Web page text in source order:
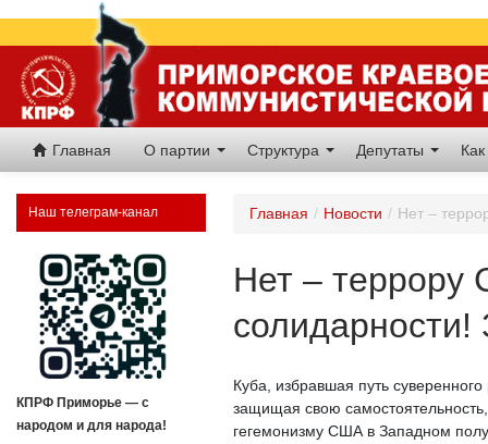
Главная О партии Структура Депутаты
Наш телеграм-канал
КПРФ Приморье — с
народом и для народа!
Главная / Новости / Нет –
Нет –
Куба, избравшая путь
защищая свою
гегемонизму США в Западном